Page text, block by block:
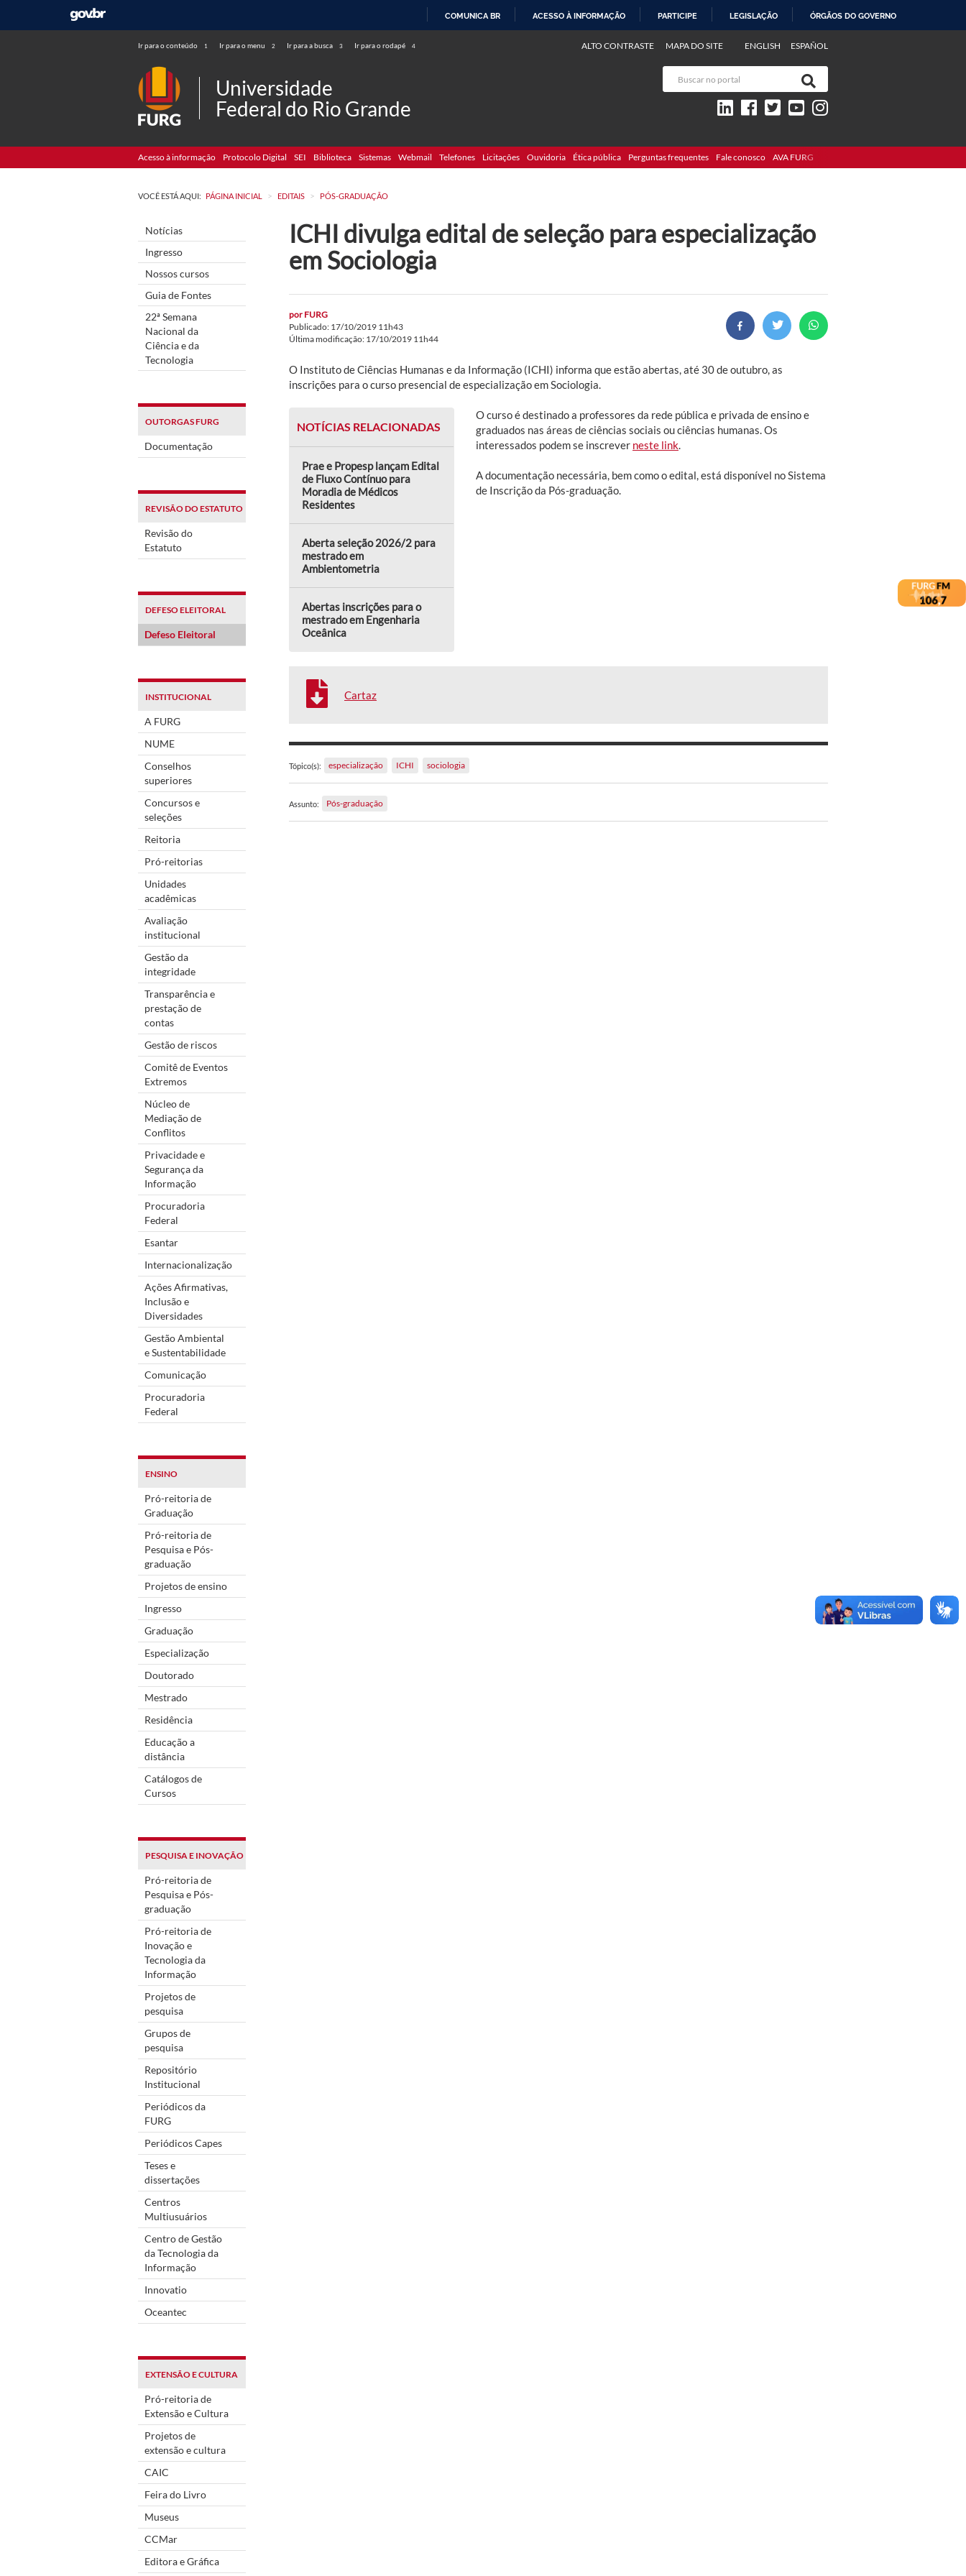
COMUNICA BR ACESSO À INFORMAÇÃO PARTICIPE LEGISLAÇÃO ÓRGÃOS DO GOVERNO
Ir para o conteúdo 1 Ir para o menu 2 Ir para a busca 3 Ir para o rodapé 4 ENGLISH ESPAÑOL
ALTO CONTRASTE MAPA DO SITE
Universidade
Federal do Rio Grande
Acesso à informação Protocolo Digital SEI Biblioteca Sistemas Webmail Telefones Licitações Ouvidoria Ética pública Perguntas frequentes Fale conosco AVA FURG
VOCÊ ESTÁ AQUI: PÁGINA INICIAL > EDITAIS > PÓS-GRADUAÇÃO
Notícias
Ingresso
Nossos cursos
Guia de Fontes
22ª Semana
Nacional da
Ciência e da
Tecnologia
OUTORGAS FURG
Documentação
REVISÃO DO ESTATUTO
Revisão do
Estatuto
DEFESO ELEITORAL
Defeso Eleitoral
INSTITUCIONAL
A FURG
NUME
Conselhos
superiores
Concursos e
seleções
Reitoria
Pró-reitorias
Unidades
acadêmicas
Avaliação
institucional
Gestão da
integridade
Transparência e
prestação de
contas
Gestão de riscos
Comitê de Eventos
Extremos
Núcleo de
Mediação de
Conflitos
Privacidade e
Segurança da
Informação
Procuradoria
Federal
Esantar
Internacionalização
Ações Afirmativas,
Inclusão e
Diversidades
Gestão Ambiental
e Sustentabilidade
Comunicação
Procuradoria
Federal
ENSINO
Pró-reitoria de
Graduação
Pró-reitoria de
Pesquisa e Pós-
graduação
Projetos de ensino
Ingresso
Graduação
Especialização
Doutorado
Mestrado
Residência
Educação a
distância
Catálogos de
Cursos
PESQUISA E INOVAÇÃO
Pró-reitoria de
Pesquisa e Pós-
graduação
Pró-reitoria de
Inovação e
Tecnologia da
Informação
Projetos de
pesquisa
Grupos de
pesquisa
Repositório
Institucional
Periódicos da
FURG
Periódicos Capes
Teses e
dissertações
Centros
Multiusuários
Centro de Gestão
da Tecnologia da
Informação
Innovatio
Oceantec
EXTENSÃO E CULTURA
Pró-reitoria de
Extensão e Cultura
Projetos de
extensão e cultura
CAIC
Feira do Livro
Museus
CCMar
Editora e Gráfica
ICHI divulga edital de seleção para especialização
em Sociologia
por FURG
Publicado: 17/10/2019 11h43
Última modificação: 17/10/2019 11h44
O Instituto de Ciências Humanas e da Informação (ICHI) informa que estão abertas, até 30 de outubro, as
inscrições para o curso presencial de especialização em Sociologia.
NOTÍCIAS RELACIONADAS
Prae e Propesp lançam Edital
de Fluxo Contínuo para
Moradia de Médicos
Residentes
Aberta seleção 2026/2 para
mestrado em
Ambientometria
Abertas inscrições para o
mestrado em Engenharia
Oceânica
O curso é destinado a professores da rede pública e privada de ensino e
graduados nas áreas de ciências sociais ou ciências humanas. Os
interessados podem se inscrever neste link
A documentação necessária, bem como o edital, está disponível no Sistema
de Inscrição da Pós-graduação.
Cartaz
Tópico(s): especialização ICHI sociologia
Assunto: Pós-graduação